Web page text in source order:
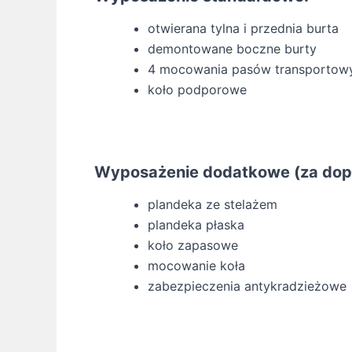
otwierana tylna i przednia burta
demontowane boczne burty
4 mocowania pasów
koło podporowe
Wyposażenie dodatkowe (za
plandeka ze stelażem
plandeka płaska
koło zapasowe
mocowanie koła
zabezpieczenia antykradzieżowe